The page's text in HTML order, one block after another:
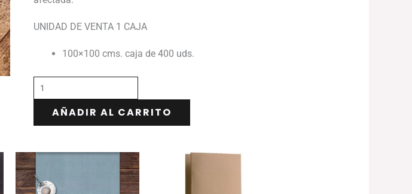
UNIDAD DE VENTA 1 CAJA
100×100 cms. caja de 400 uds.
AÑADIR AL CARRITO
El
precio
original
El
precio
actual